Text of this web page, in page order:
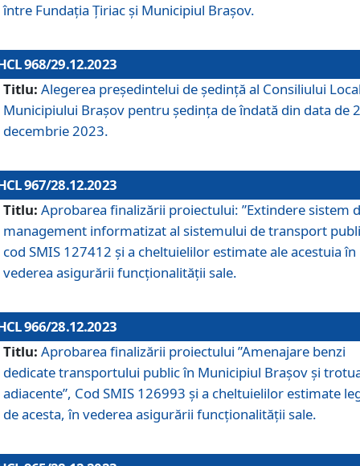
între Fundația Țiriac și Municipiul Brașov.
968/29.12.2023
Titlu: Alegerea preşedintelui de şedinţă al Consiliului
Municipiului Braşov pentru ședința de îndată din data de
decembrie 2023.
967/28.12.2023
Titlu: Aprobarea finalizării proiectului: ”Extindere sistem
management informatizat al sistemului de transport
cod SMIS 127412 și a cheltuielilor estimate ale acestuia în
vederea asigurării funcționalității sale.
966/28.12.2023
Titlu: Aprobarea finalizării proiectului ”Amenajare benzi
dedicate transportului public în Municipiul Brașov şi
adiacente”, Cod SMIS 126993 și a cheltuielilor estimate
de acesta, în vederea asigurării funcționalității sale.